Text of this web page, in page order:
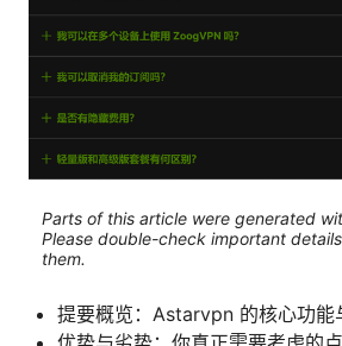
Parts of this article were generated
Please double-check important
them.
提要概览：Astarvpn 的核心功能